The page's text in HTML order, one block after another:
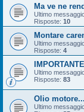
Ma ve ne
Ultimo
Risposte: 10
Montare
Ultimo
Risposte: 4
Ultimo
Risposte: 83
Olio
Ultimo